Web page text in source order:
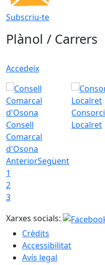
Subscriu-te
Plànol / Carrers
Accedeix
Consell
Comarcal
d'Osona
Consorci
Localret
AnteriorSegüent
1
2
3
Xarxes socials:
Crèdits
Accessibilitat
Avís legal